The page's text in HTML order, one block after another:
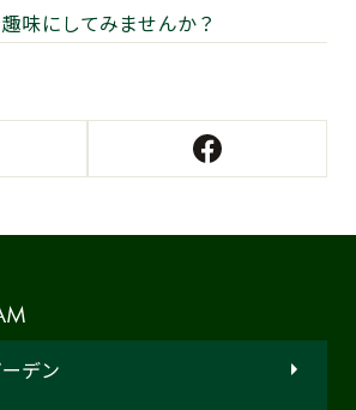
味にしてみませんか？
デン